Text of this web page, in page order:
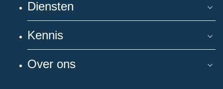
Diensten
Kennis
Over ons